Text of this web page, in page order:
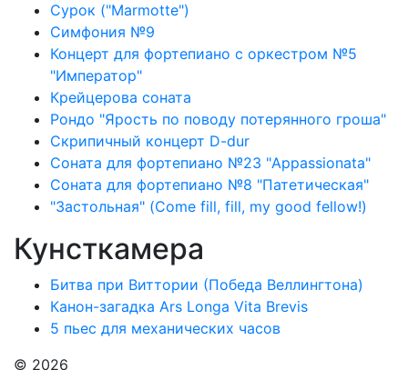
Сурок ("Marmotte")
Симфония №9
Концерт для фортепиано с оркестром №5
"Император"
Крейцерова соната
Рондо "Ярость по поводу потерянного гроша"
Скрипичный концерт D-dur
Соната для фортепиано №23 "Appassionata"
Соната для фортепиано №8 "Патетическая"
"Застольная" (Come fill, fill, my good fellow!)
Кунсткамера
Битва при Виттории (Победа Веллингтона)
Канон-загадка Ars Longa Vita Brevis
5 пьес для механических часов
© 2026